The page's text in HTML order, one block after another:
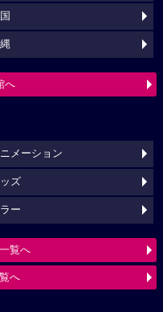
へ
メーション
ズ
ー
覧へ
へ